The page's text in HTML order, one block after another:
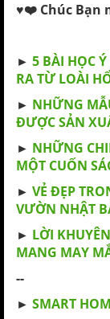
♥️❤️ Chúc Bạn
► 5 BÀI HỌC
RA TỪ LOÀI
► NHỮNG
ĐƯỢC SẢN
► NHỮNG
MỘT CUỐN
► VẺ ĐẸP
VƯỜN NHẬT
► LỜI
MANG MAY
--
► SMART